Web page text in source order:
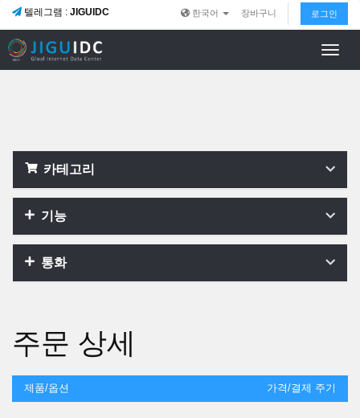
텔레그램 : JIGUIDC 한국어 장바구니 로그인
카테고리
기능
통화
주문 상세
제품/옵션 가격/결제 주기